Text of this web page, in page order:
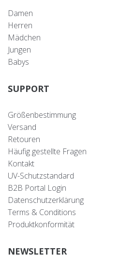
Damen
Herren
Mädchen
Jungen
Babys
SUPPORT
Größenbestimmung
Versand
Retouren
Häufig gestellte Fragen
Kontakt
UV-Schutzstandard
B2B Portal Login
Datenschutzerklärung
Terms & Conditions
Produktkonformität
NEWSLETTER